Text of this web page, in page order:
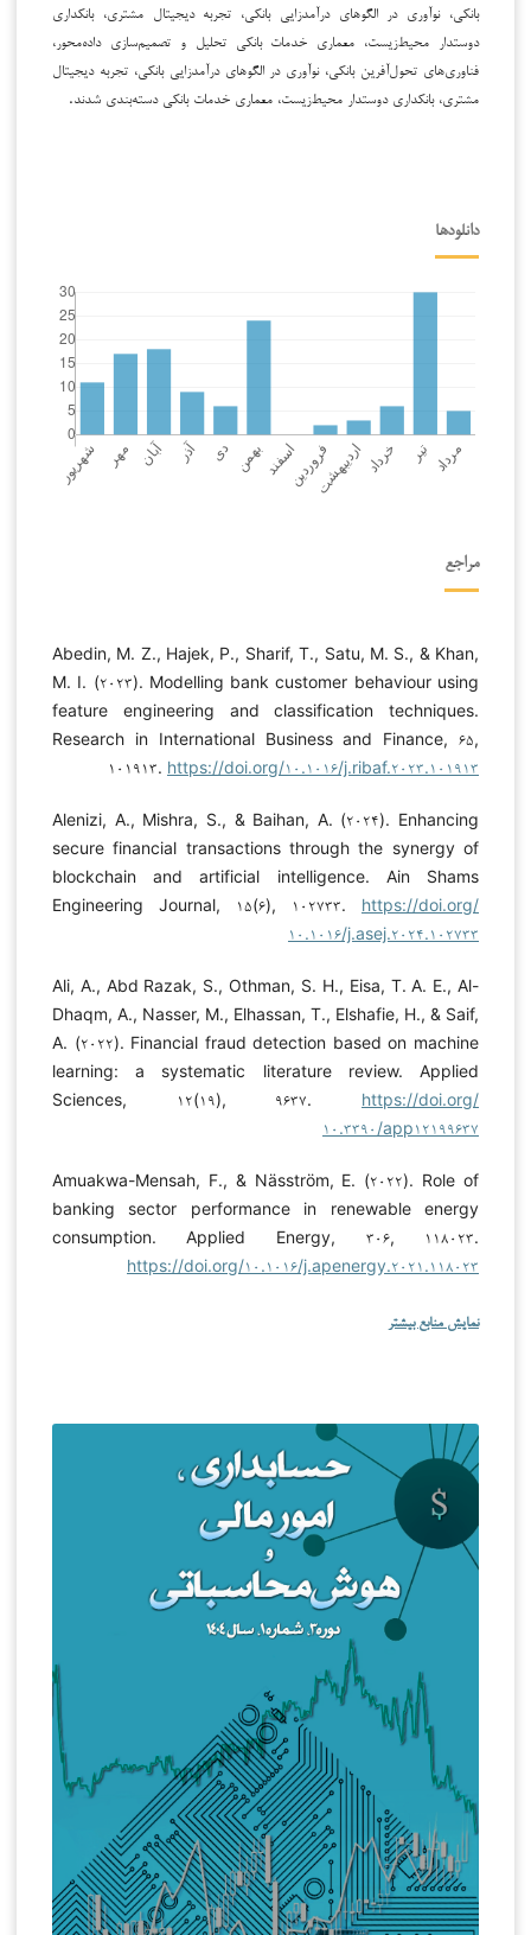
بانکی، نوآوری در الگوهای درآمدزایی بانکی، تجربه دیجیتال مشتری، بانکداری
دوستدار محیط‌زیست، معماری خدمات بانکی‌ تحلیل و تصمیم‌سازی داده‌محور،
فناوری‌های تحول‌آفرین بانکی، نوآوری در الگوهای درآمدزایی بانکی، تجربه دیجیتال
مشتری، بانکداری دوستدار محیط‌زیست، معماری خدمات بانکی‌ دسته‌بندی شدند.
دانلودها
مراجع
Abedin, M. Z., Hajek, P., Sharif, T., Satu, M. S., & Khan,
M. I. (۲۰۲۳). Modelling bank customer behaviour using
feature engineering and classification techniques.
Research in International Business and Finance, ۶۵,
۱۰۱۹۱۳. https://doi.org/۱۰.۱۰۱۶/j.ribaf.۲۰۲۳.۱۰۱۹۱۳
Alenizi, A., Mishra, S., & Baihan, A. (۲۰۲۴). Enhancing
secure financial transactions through the synergy of
blockchain and artificial intelligence. Ain Shams
Engineering Journal, ۱۵(۶), ۱۰۲۷۳۳. https://doi.org/
۱۰.۱۰۱۶/j.asej.۲۰۲۴.۱۰۲۷۳۳
Ali, A., Abd Razak, S., Othman, S. H., Eisa, T. A. E., Al-
Dhaqm, A., Nasser, M., Elhassan, T., Elshafie, H., & Saif,
A. (۲۰۲۲). Financial fraud detection based on machine
learning: a systematic literature review. Applied
Sciences, ۱۲(۱۹), ۹۶۳۷. https://doi.org/
۱۰.۳۳۹۰/app۱۲۱۹۹۶۳۷
Amuakwa-Mensah, F., & Näsström, E. (۲۰۲۲). Role of
banking sector performance in renewable energy
consumption. Applied Energy, ۳۰۶, ۱۱۸۰۲۳.
https://doi.org/۱۰.۱۰۱۶/j.apenergy.۲۰۲۱.۱۱۸۰۲۳
نمایش منابع بیشتر